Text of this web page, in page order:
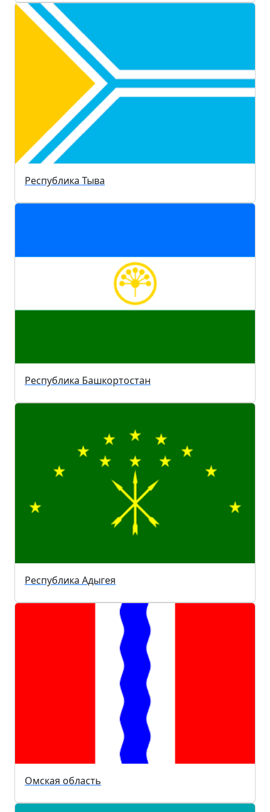
Республика Тыва
Республика Башкортостан
Республика Адыгея
Омская область